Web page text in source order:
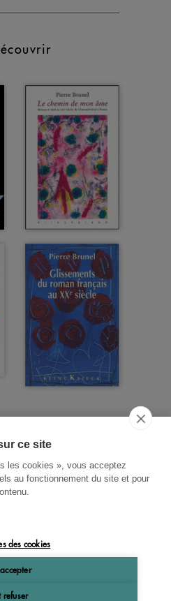
ce site
les cookies », vous acceptez
au fonctionnement du site et pour
des cookies
refuser
THÉMATIQUE
OK